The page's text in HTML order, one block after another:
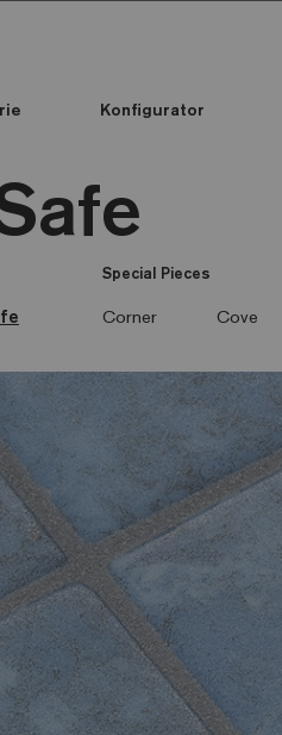
Konfigurator
Special Pieces
Corner Cove